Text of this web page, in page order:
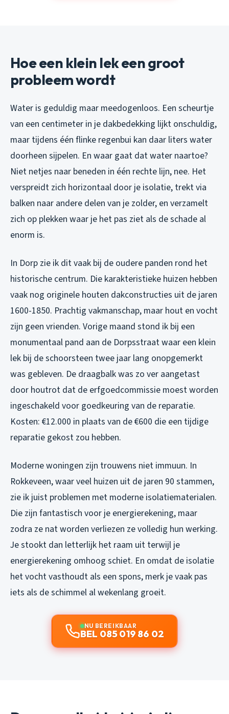
Hoe een klein lek een groot
probleem wordt
Water is geduldig maar meedogenloos. Een scheurtje
van een centimeter in je dakbedekking lijkt onschuldig,
maar tijdens één flinke regenbui kan daar liters water
doorheen sijpelen. En waar gaat dat water naartoe?
Niet netjes naar beneden in één rechte lijn, nee. Het
verspreidt zich horizontaal door je isolatie, trekt via
balken naar andere delen van je zolder, en verzamelt
zich op plekken waar je het pas ziet als de schade al
enorm is.
In Dorp zie ik dit vaak bij de oudere panden rond het
historische centrum. Die karakteristieke huizen hebben
vaak nog originele houten dakconstructies uit de jaren
1600-1850. Prachtig vakmanschap, maar hout en vocht
zijn geen vrienden. Vorige maand stond ik bij een
monumentaal pand aan de Dorpsstraat waar een klein
lek bij de schoorsteen twee jaar lang onopgemerkt
was gebleven. De draagbalk was zo ver aangetast
door houtrot dat de erfgoedcommissie moest worden
ingeschakeld voor goedkeuring van de reparatie.
Kosten: €12.000 in plaats van de €600 die een tijdige
reparatie gekost zou hebben.
Moderne woningen zijn trouwens niet immuun. In
Rokkeveen, waar veel huizen uit de jaren 90 stammen,
zie ik juist problemen met moderne isolatiematerialen.
Die zijn fantastisch voor je energierekening, maar
zodra ze nat worden verliezen ze volledig hun werking.
Je stookt dan letterlijk het raam uit terwijl je
energierekening omhoog schiet. En omdat de isolatie
het vocht vasthoudt als een spons, merk je vaak pas
iets als de schimmel al wekenlang groeit.
NU BEREIKBAAR
BEL 085 019 86 02